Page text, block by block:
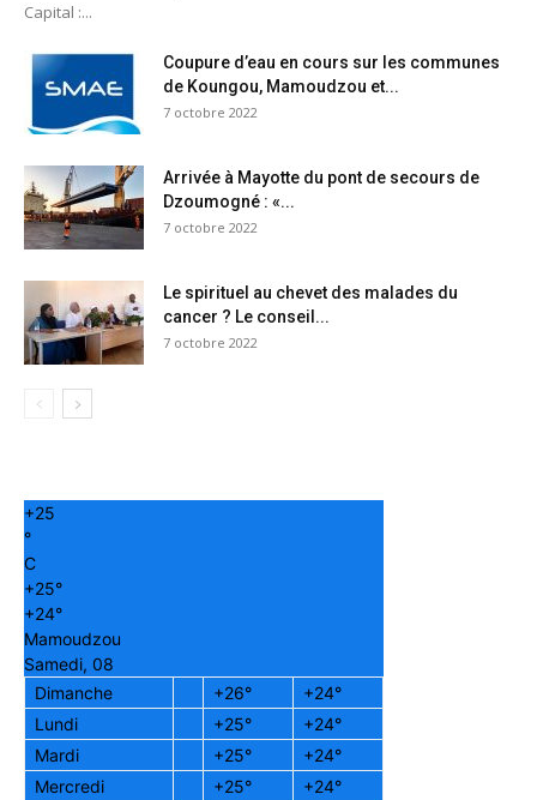
Capital :...
Coupure d’eau en cours sur les communes
de Koungou, Mamoudzou et...
7 octobre 2022
Arrivée à Mayotte du pont de secours de
Dzoumogné : «...
7 octobre 2022
Le spirituel au chevet des malades du
cancer ? Le conseil...
7 octobre 2022
+25
°
C
+25°
+24°
Mamoudzou
Samedi, 08
Dimanche
+26° +24°
Lundi
+25° +24°
Mardi
+25° +24°
Mercredi
+25° +24°